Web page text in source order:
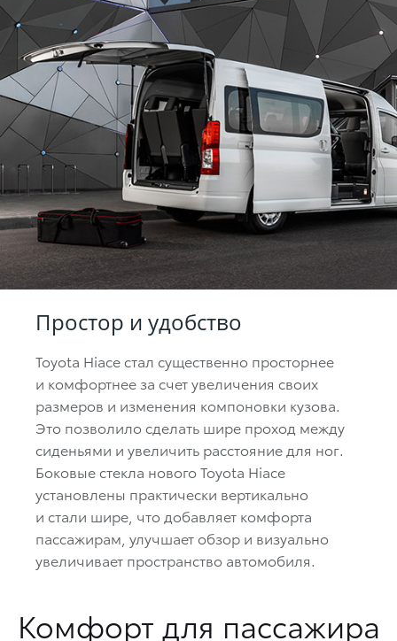
Простор и удобство
Toyota Hiace стал существенно просторнее
и комфортнее за счет увеличения своих
размеров и изменения компоновки кузова.
Это позволило сделать шире проход между
сиденьями и увеличить расстояние для ног.
Боковые стекла нового Toyota Hiace
установлены практически вертикально
и стали шире, что добавляет комфорта
пассажирам, улучшает обзор и визуально
увеличивает пространство автомобиля.
Комфорт для пассажира